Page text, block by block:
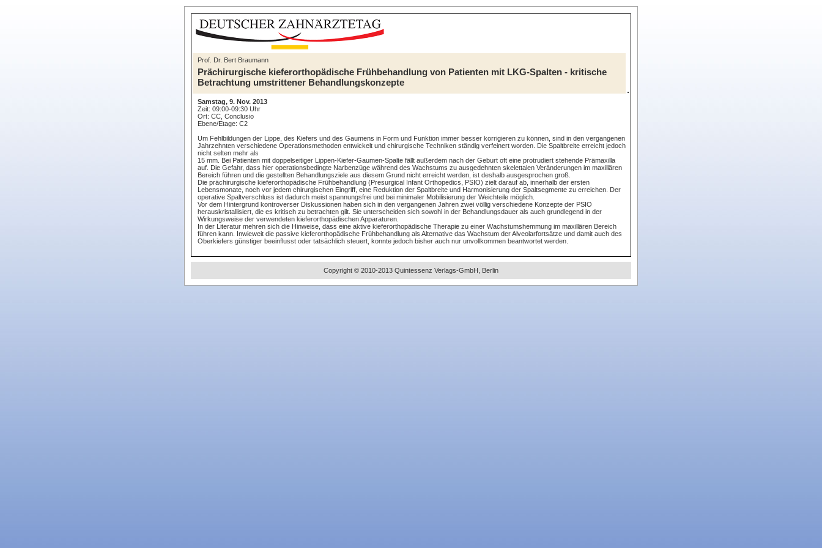
Prof. Dr. Bert Braumann
Prächirurgische kieferorthopädische Frühbehandlung von Patienten mit LKG-Spalten - kritische
Betrachtung umstrittener Behandlungskonzepte
Samstag, 9. Nov. 2013
Zeit: 09:00-09:30 Uhr
Ort: CC, Conclusio
Ebene/Etage: C2
Um Fehlbildungen der Lippe, des Kiefers und des Gaumens in Form und Funktion immer besser korrigieren zu können, sind in den vergangenen
Jahrzehnten verschiedene Operationsmethoden entwickelt und chirurgische Techniken ständig verfeinert worden. Die Spaltbreite erreicht jedoch
nicht selten mehr als
15 mm. Bei Patienten mit doppelseitiger Lippen-Kiefer-Gaumen-Spalte fällt außerdem nach der Geburt oft eine protrudiert stehende Prämaxilla
auf. Die Gefahr, dass hier operationsbedingte Narbenzüge während des Wachstums zu ausgedehnten skelettalen Veränderungen im maxillären
Bereich führen und die gestellten Behandlungsziele aus diesem Grund nicht erreicht werden, ist deshalb ausgesprochen groß.
Die prächirurgische kieferorthopädische Frühbehandlung (Presurgical Infant Orthopedics, PSIO) zielt darauf ab, innerhalb der ersten
Lebensmonate, noch vor jedem chirurgischen Eingriff, eine Reduktion der Spaltbreite und Harmonisierung der Spaltsegmente zu erreichen. Der
operative Spaltverschluss ist dadurch meist spannungsfrei und bei minimaler Mobilisierung der Weichteile möglich.
Vor dem Hintergrund kontroverser Diskussionen haben sich in den vergangenen Jahren zwei völlig verschiedene Konzepte der PSIO
herauskristallisiert, die es kritisch zu betrachten gilt. Sie unterscheiden sich sowohl in der Behandlungsdauer als auch grundlegend in der
Wirkungsweise der verwendeten kieferorthopädischen Apparaturen.
In der Literatur mehren sich die Hinweise, dass eine aktive kieferorthopädische Therapie zu einer Wachstumshemmung im maxillären Bereich
führen kann. Inwieweit die passive kieferorthopädische Frühbehandlung als Alternative das Wachstum der Alveolarfortsätze und damit auch des
Oberkiefers günstiger beeinflusst oder tatsächlich steuert, konnte jedoch bisher auch nur unvollkommen beantwortet werden.
Copyright © 2010-2013 Quintessenz Verlags-GmbH, Berlin